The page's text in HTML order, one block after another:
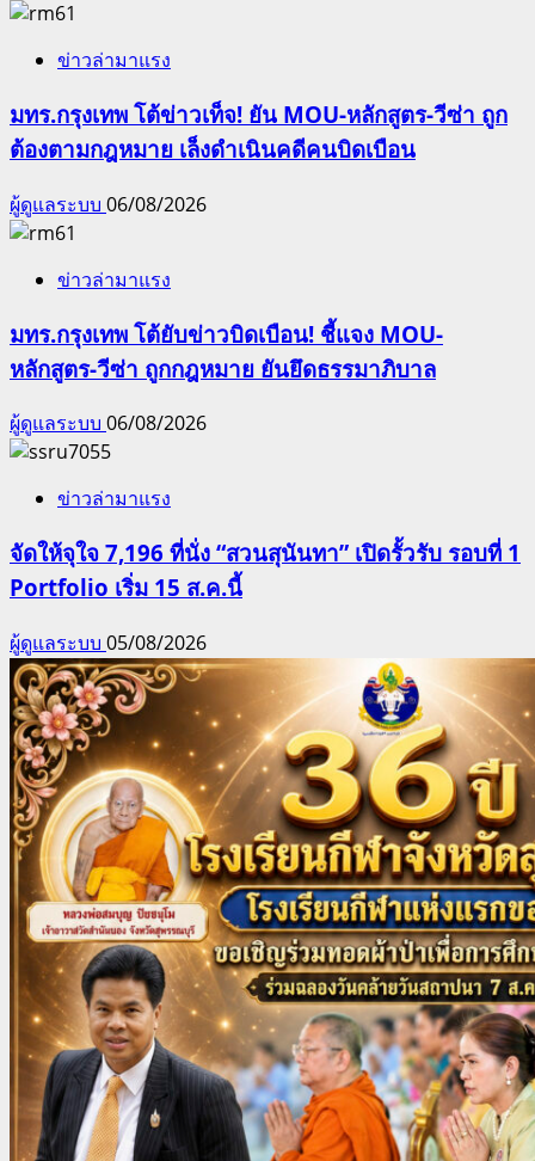
ข่าวล่ามาแรง
มทร.กรุงเทพ โต้ข่าวเท็จ! ยัน MOU-หลักสูตร-วีซ่า ถูก
ต้องตามกฎหมาย เล็งดำเนินคดีคนบิดเบือน
ผู้ดูแลระบบ 06/08/2026
ข่าวล่ามาแรง
มทร.กรุงเทพ โต้ยับข่าวบิดเบือน! ชี้แจง MOU-
หลักสูตร-วีซ่า ถูกกฎหมาย ยันยึดธรรมาภิบาล
ผู้ดูแลระบบ 06/08/2026
ข่าวล่ามาแรง
จัดให้จุใจ 7,196 ที่นั่ง “สวนสุนันทา” เปิดรั้วรับ รอบที่ 1
Portfolio เริ่ม 15 ส.ค.นี้
ผู้ดูแลระบบ 05/08/2026